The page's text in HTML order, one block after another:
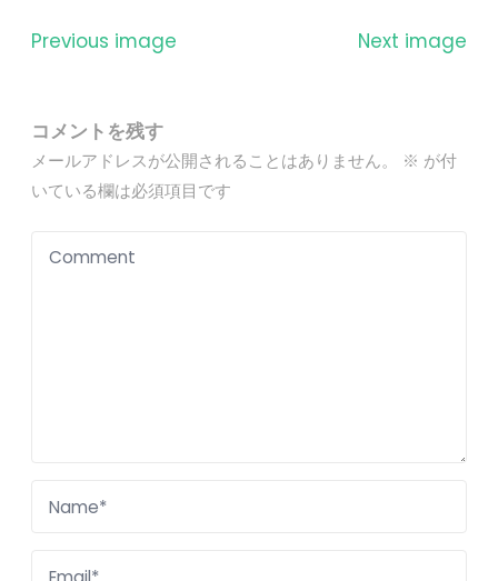
Previous image Next image
コメントを残す
メールアドレスが公開されることはありません。 ※ が付
いている欄は必須項目です